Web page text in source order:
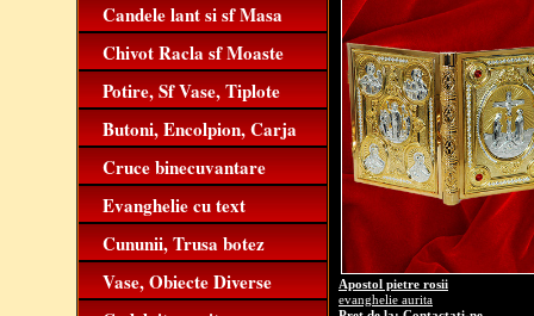
Candele lant si sf Masa
Chivot Racla sf Moaste
Potire, Sf Vase, Tiplote
Butoni, Encolpion, Carja
Cruce binecuvantare
Evanghelie cu text
Cununii, Trusa botez
Vase, Obiecte Diverse
Apostol pietre rosii
evanghelie aurita